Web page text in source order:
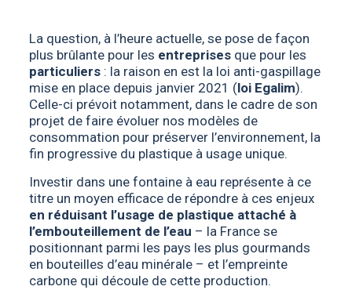
La question, à l’heure actuelle, se pose de façon
plus brûlante pour les entreprisesque pour les
particuliers: la raison en est la loi anti-gaspillage
mise en place depuis janvier 2021 (loi Egalim).
Celle-ci prévoit notamment, dans le cadre de son
projet de faire évoluer nos modèles de
consommation pour préserver l’environnement, la
fin progressive du plastique à usage unique.
Investir dans une fontaine à eau représente à ce
titre un moyen efficace de répondre à ces enjeux
en réduisant l’usage de plastique attaché à
l’embouteillement de l’eau – la France se
positionnant parmi les pays les plus gourmands
en bouteilles d’eau minérale – et l’empreinte
carbone qui découle de cette production.